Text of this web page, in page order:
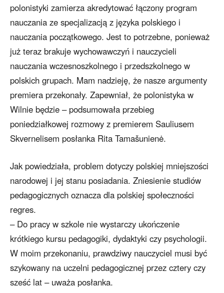
polonistyki zamierza akredytować łączony program
nauczania ze specjalizacją z języka polskiego i
nauczania początkowego. Jest to potrzebne, ponieważ
już teraz brakuje wychowawczyń i nauczycieli
nauczania wczesnoszkolnego i przedszkolnego w
polskich grupach. Mam nadzieję, że nasze argumenty
premiera przekonały. Zapewniał, że polonistyka w
Wilnie będzie – podsumowała przebieg
poniedziałkowej rozmowy z premierem Sauliusem
Skvernelisem posłanka Rita Tamašunienė.
Jak powiedziała, problem dotyczy polskiej mniejszości
narodowej i jej stanu posiadania. Zniesienie studiów
pedagogicznych oznacza dla polskiej społeczności
regres.
– Do pracy w szkole nie wystarczy ukończenie
krótkiego kursu pedagogiki, dydaktyki czy psychologii.
W moim przekonaniu, prawdziwy nauczyciel musi być
szykowany na uczelni pedagogicznej przez cztery czy
sześć lat – uważa posłanka.